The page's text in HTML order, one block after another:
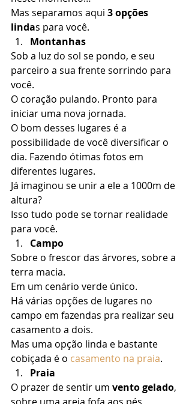
Mas separamos aqui 3 opções
lindas para você.
Montanhas
Sob a luz do sol se pondo, e seu
parceiro a sua frente sorrindo para
você.
O coração pulando. Pronto para
iniciar uma nova jornada.
O bom desses lugares é a
possibilidade de você diversificar o
dia. Fazendo ótimas fotos em
diferentes lugares.
Já imaginou se unir a ele a 1000m de
altura?
Isso tudo pode se tornar realidade
para você.
Campo
Sobre o frescor das árvores, sobre a
terra macia.
Em um cenário verde único.
Há várias opções de lugares no
campo em fazendas pra realizar seu
casamento a dois.
Mas uma opção linda e bastante
cobiçada é o casamento na praia.
Praia
O prazer de sentir um vento gelado,